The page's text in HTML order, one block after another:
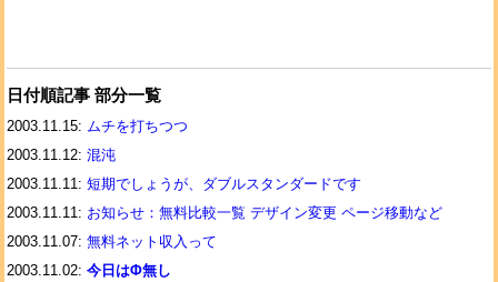
日付順記事 部分一覧
2003.11.15: ムチを打ちつつ
2003.11.12: 混沌
2003.11.11: 短期でしょうが、ダブルスタンダードです
2003.11.11: お知らせ：無料比較一覧 デザイン変更 ページ移動など
2003.11.07: 無料ネット収入って
2003.11.02: 今日はΦ無し